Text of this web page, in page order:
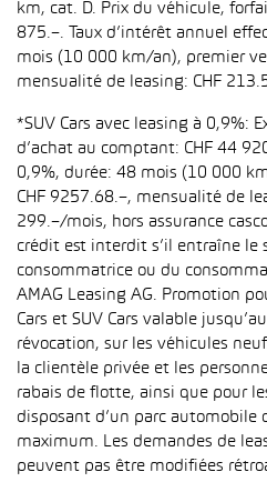
km, cat. D. Prix du véhicule,
875.–. Taux d’intérêt annuel
mois (10 000 km/an), premier
mensualité de leasing: CHF
*SUV Cars avec leasing à 0,9%:
d’achat au comptant: CHF 44
0,9%, durée: 48 mois (10 000
CHF 9257.68.–, mensualité de
299.–/mois, hors assurance
crédit est interdit s’il entraîne le
consommatrice ou du
AMAG Leasing AG. Promotion
Cars et SUV Cars valable
révocation, sur les véhicules
la clientèle privée et les
rabais de flotte, ainsi que pour
disposant d’un parc automobile
maximum. Les demandes de
peuvent pas être modifiées